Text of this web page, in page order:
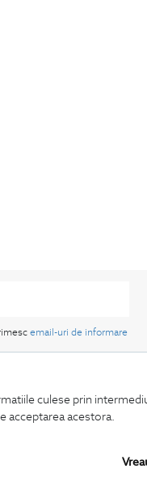
culese prin
acceptarea acestora.
email-uri de informare